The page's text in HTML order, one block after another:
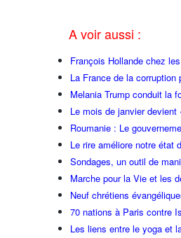
A voir aussi :
François Hollande chez
La France de la
Melania Trump conduit la
Le mois de janvier
Roumanie : Le
Le rire améliore notre état
Sondages, un outil de
Marche pour la Vie et les
Neuf chrétiens
70 nations à Paris contre
Les liens entre le yoga et